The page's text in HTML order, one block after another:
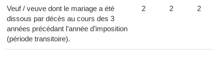
Veuf / veuve dont le mariage a été
dissous par décès au cours des 3
années précédant l’année d’imposition
(période transitoire).
2 2 2